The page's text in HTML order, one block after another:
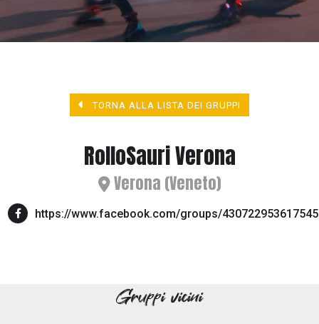
TORNA ALLA LISTA DEI GRUPPI
RolloSauri Verona
Verona (Veneto)
https://www.facebook.com/groups/430722953617545
Gruppi vicini